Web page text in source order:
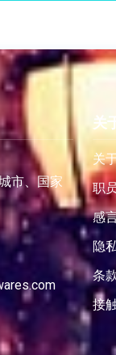
市、国家
关
关
职
感
隐
条
接